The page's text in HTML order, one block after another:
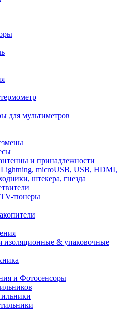
для мультиметров
и принадлежности
microUSB, USB, HDMI,
штекера, гнезда
тюнеры
изоляционные & упаковочные
и Фотосенсоры